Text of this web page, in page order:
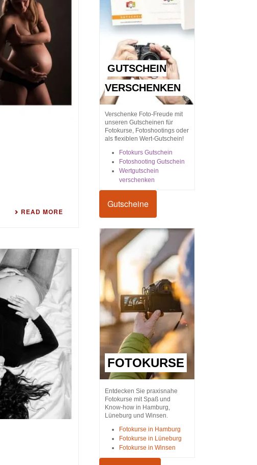
READ MORE
GUTSCHEIN
VERSCHENKEN
Verschenke Foto-Freude mit
unseren Gutscheinen für
Fotokurse, Fotoshootings oder
als flexiblen Wert-Gutschein!
Fotokurs Gutschein
Fotoshooting Gutschein
Wertgutschein
verschenken
Gutscheine
FOTOKURSE
Entdecken Sie praxisnahe
Fotokurse mit Spaß und
Know-how in Hamburg,
Lüneburg und Winsen.
Fotokurse in Hamburg
Fotokurse in Lüneburg
Fotokurse in Winsen